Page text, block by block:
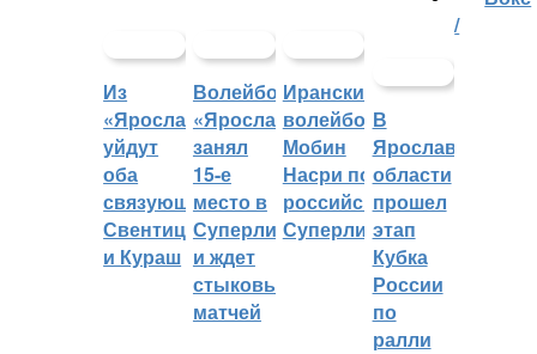
Из
«Ярославича»
уйдут
оба
связующих:
Свентицкис
и Кураш
Волейбольный
«Ярославич»
занял
15-е
место в
Суперлиге
и ждет
стыковых
матчей
Иранский
волейболист
Мобин
Насри покинет
российскую
Суперлигу
В
Ярославской
области
прошел
этап
Кубка
России
по
ралли
/